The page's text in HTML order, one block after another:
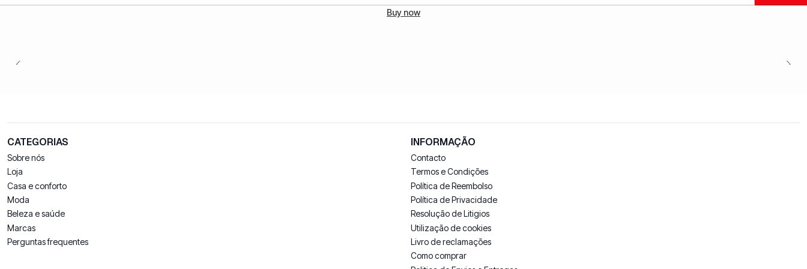
Buy now
CATEGORIAS
Sobre nós
Loja
Casa e conforto
Moda
Beleza e saúde
Marcas
Perguntas frequentes
INFORMAÇÃO
Contacto
Termos e Condições
Política de Reembolso
Política de Privacidade
Resolução de Litigios
Utilização de cookies
Livro de reclamações
Como comprar